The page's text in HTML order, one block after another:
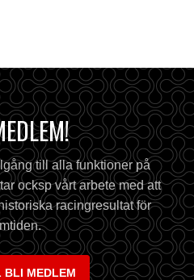
till alla funktioner på
ocksp vårt arbete med att
racingresultat för
BLI MEDLEM